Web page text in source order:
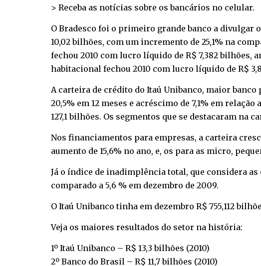
> Receba as notícias sobre os bancários no celular.
O Bradesco foi o primeiro grande banco a divulgar
10,02 bilhões, com um incremento de 25,1% na
fechou 2010 com lucro líquido de R$ 7,382 bilhões,
habitacional fechou 2010 com lucro líquido de R$
A carteira de crédito do Itaú Unibanco, maior banco
20,5% em 12 meses e acréscimo de 7,1% em
127,1 bilhões. Os segmentos que se destacaram na
Nos financiamentos para empresas, a carteira
aumento de 15,6% no ano, e, os para as micro,
Já o índice de inadimplência total, que considera
comparado a 5,6 % em dezembro de 2009.
O Itaú Unibanco tinha em dezembro R$ 755,112
Veja os maiores resultados do setor na história:
1º Itaú Unibanco – R$ 13,3 bilhões (2010)
2º Banco do Brasil – R$ 11,7 bilhões (2010)